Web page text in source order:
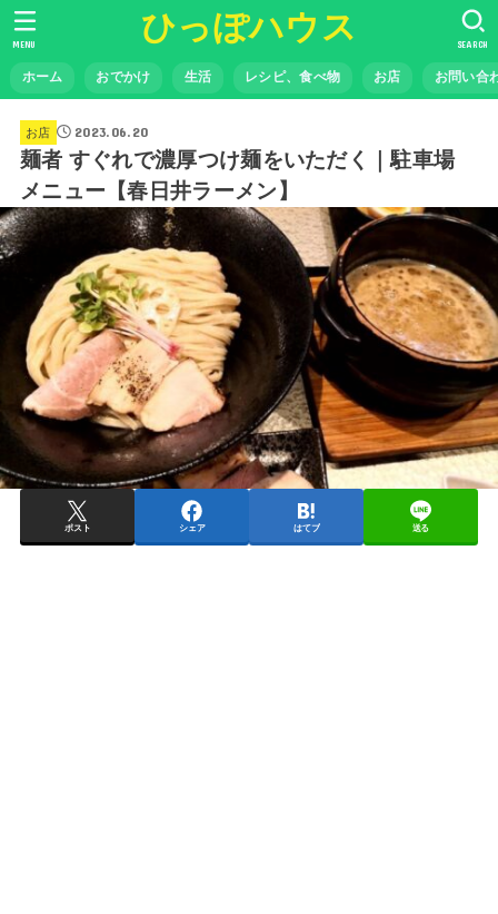
ひっぽハウス
ホーム おでかけ 生活 レシピ、食べ物 お店 お問い合
SEARCH
MENU
お店 2023.06.20
麺者 すぐれで濃厚つけ麺をいただく｜駐車場
メニュー【春日井ラーメン】
ポスト シェア はてブ 送る